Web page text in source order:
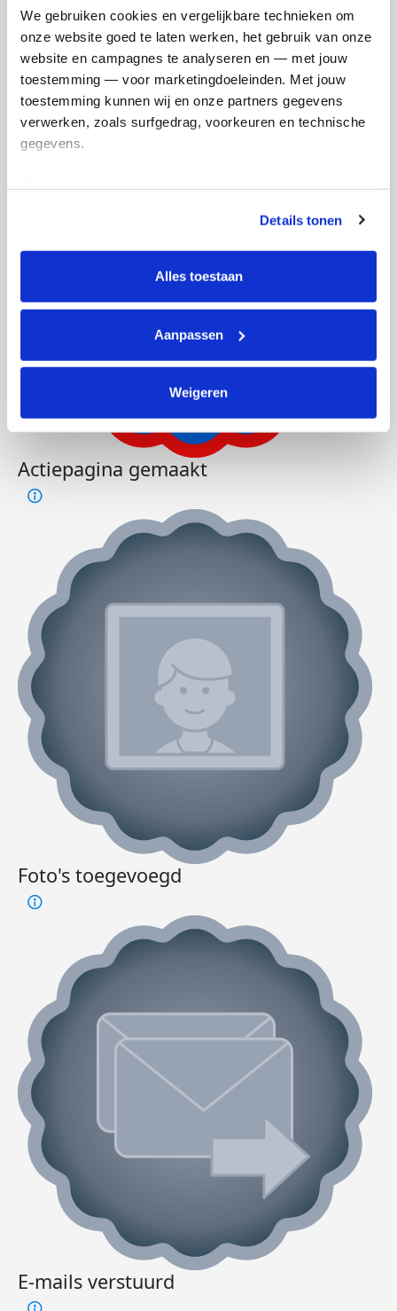
We gebruiken cookies en vergelijkbare technieken om
onze website goed te laten werken, het gebruik van onze
website en campagnes te analyseren en — met jouw
toestemming — voor marketingdoeleinden. Met jouw
toestemming kunnen wij en onze partners gegevens
verwerken, zoals surfgedrag, voorkeuren en technische
gegevens.
tonen. Je kunt je toestemming op elk moment wijzigen of
intrekken via Cookie instellingen onderaan de pagina. De
lijst met cookies is te vinden in het tabblad “details”.
Details tonen
Alles toestaan
Aanpassen
Weigeren
Anande's badges
Actiepagina gemaakt
Foto's toegevoegd
E-mails verstuurd